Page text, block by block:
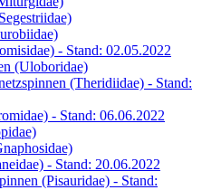
- Stand: 02.05.2022
(Uloboridae)
(Theridiidae) - Stand:
- Stand: 06.06.2022
- Stand: 20.06.2022
(Pisauridae) - Stand: